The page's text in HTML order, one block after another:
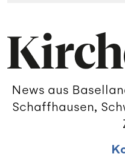
News aus
Schaffhausen,